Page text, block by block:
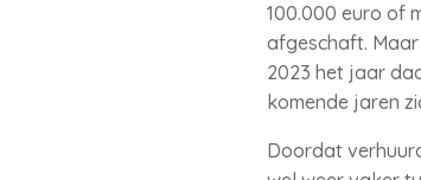
100.000 euro of
afgeschaft.
2023 het jaar
komende jaren
Doordat